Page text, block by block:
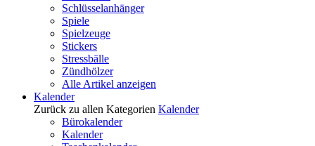
Schlüsselanhänger
Spiele
Spielzeuge
Stickers
Stressbälle
Zündhölzer
Alle Artikel anzeigen
Kalender
Zurück zu allen Kategorien Kalender
Bürokalender
Kalender